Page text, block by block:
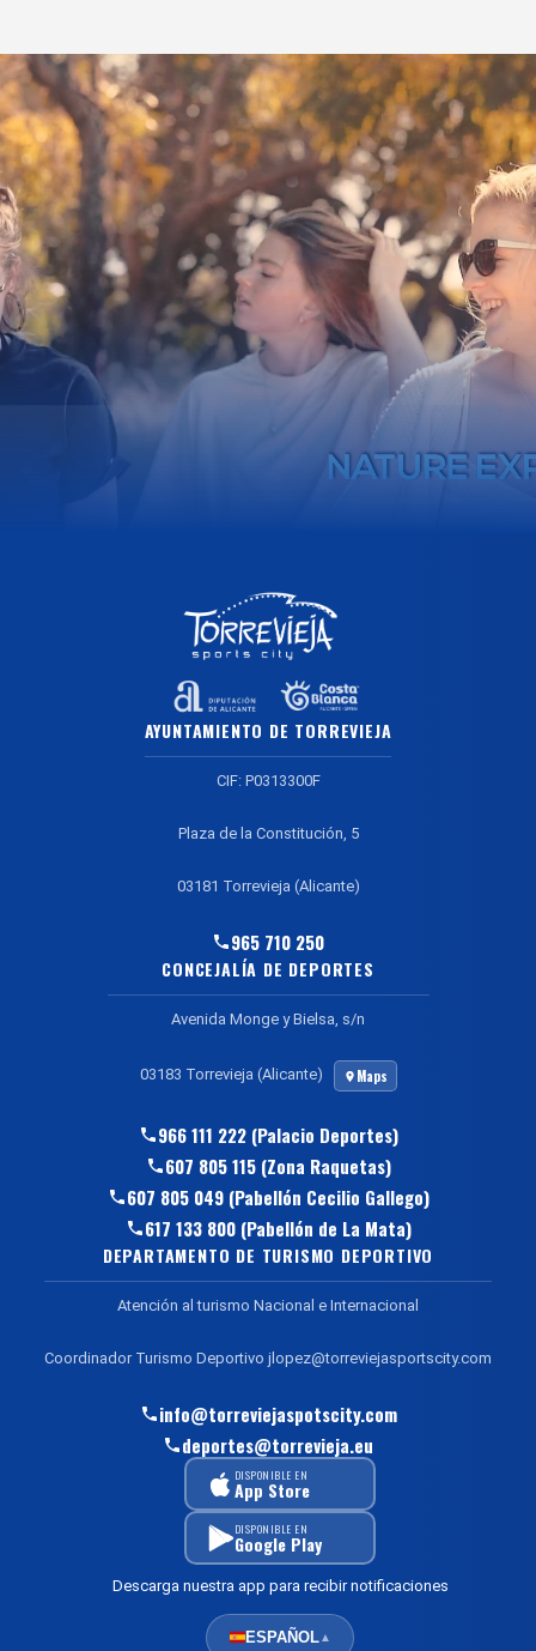
AYUNTAMIENTO DE TORREVIEJA
CIF: P0313300F
Plaza de la Constitución, 5
03181 Torrevieja (Alicante)
965 710 250
CONCEJALÍA DE DEPORTES
Avenida Monge y Bielsa, s/n
03183 Torrevieja (Alicante) Maps
966 111 222 (Palacio Deportes)
607 805 115 (Zona Raquetas)
607 805 049 (Pabellón Cecilio Gallego)
617 133 800 (Pabellón de La Mata)
DEPARTAMENTO DE TURISMO DEPORTIVO
Atención al turismo Nacional e Internacional
Coordinador Turismo Deportivo jlopez@torreviejasportscity.com
info@torreviejaspotscity.com
deportes@torrevieja.eu
DISPONIBLE EN
App Store
DISPONIBLE EN
Google Play
Descarga nuestra app para recibir notificaciones
ESPAÑOL▲